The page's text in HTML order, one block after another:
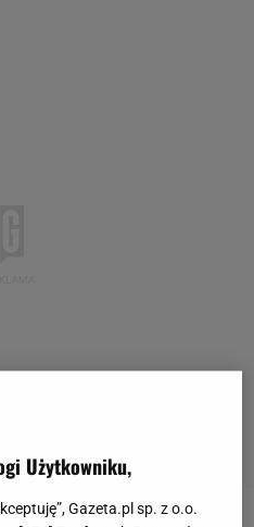
Użytkowniku,
Gazeta.pl sp. z o.o.